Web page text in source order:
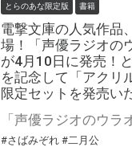
とらのあな限定版 書籍
電撃文庫の人気作品
場！「声優ラジオの
が4月10日に発売！
を記念して「アクリ
限定セットを発売い
#さばみぞれ #二月公